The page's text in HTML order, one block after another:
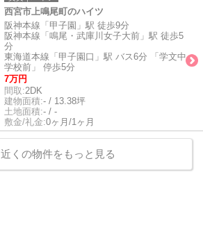
西宮市上鳴尾町のハイツ
阪神本線「甲子園」駅 徒歩9分
阪神本線「鳴尾・武庫川女子大前」駅 徒歩5
分
東海道本線「甲子園口」駅 バス6分 「学文中
学校前」 停歩5分
7万円
間取:2DK
建物面積:- / 13.38坪
土地面積:- / -
敷金/礼金:0ヶ月/1ヶ月
近くの物件をもっと見る